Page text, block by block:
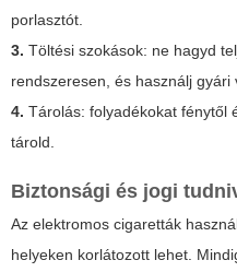
porlasztót.
3. Töltési szokások: ne hagyd
rendszeresen, és használj gyári
4. Tárolás: folyadékokat fénytől
tárold.
Biztonsági és jogi
Az elektromos cigaretták
helyeken korlátozott lehet.